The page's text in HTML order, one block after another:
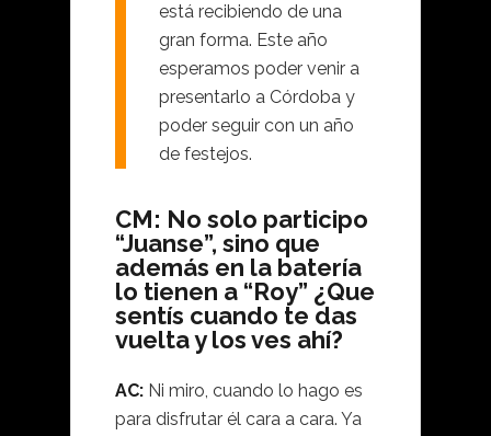
está recibiendo de una
gran forma. Este año
esperamos poder venir a
presentarlo a Córdoba y
poder seguir con un año
de festejos.
CM: No solo participo
“Juanse”, sino que
además en la batería
lo tienen a “Roy” ¿Que
sentís cuando te das
vuelta y los ves ahí?
AC: Ni miro, cuando lo hago es
para disfrutar él cara a cara. Ya